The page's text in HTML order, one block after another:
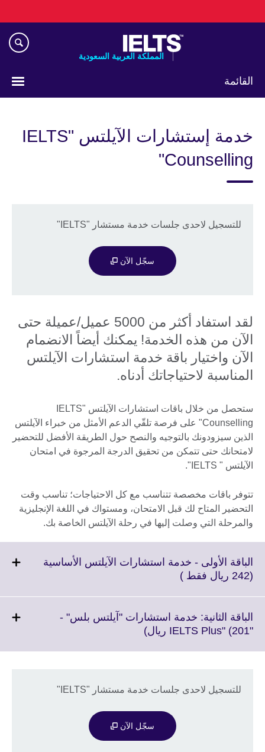
to
المملكة العربية السعودية
القائمة
خدمة إستشارات الآيلتس "IELTS
Counselling"
للتسجيل لاحدى جلسات خدمة مستشار "IELTS"
سجّل الآن
لقد استفاد أكثر من 5000 عميل/عميلة حتى
الآن من هذه الخدمة! يمكنك أيضاً الانضمام
الآن واختيار باقة خدمة استشارات الآيلتس
المناسبة لاحتياجاتك أدناه.
ستحصل من خلال باقات استشارات الآيلتس "IELTS
Counselling" على فرصة تلقّي الدعم الأمثل من خبراء الآيلتس
الذين سيزودونك بالتوجيه والنصح حول الطريقة الأفضل للتحضير
لامتحانك حتى تتمكن من تحقيق الدرجة المرجوة في امتحان
الآيلتس " IELTS".
تتوفر باقات مخصصة تتناسب مع كل الاحتياجات؛ تناسب وقت
التحضير المتاح لك قبل الامتحان، ومستواك في اللغة الإنجليزية
والمرحلة التي وصلت إليها في رحلة الآيلتس الخاصة بك.
الباقة الأولى - خدمة استشارات الآيلتس الأساسية
(242 ريال فقط )
More
information
الباقة الثانية: خدمة استشارات "آيلتس بلس" -
"IELTS Plus" (201 ريال)
information
للتسجيل لاحدى جلسات خدمة مستشار "IELTS"
سجّل الآن